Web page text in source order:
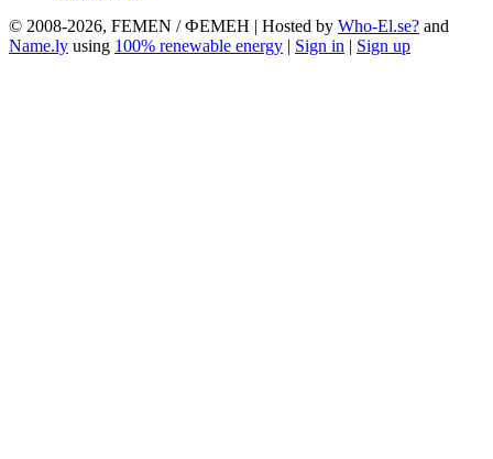
© 2008-2026, FEMEN / ФЕМЕН | Hosted by Who-El.se? and
Name.ly using 100% renewable energy | Sign in | Sign up